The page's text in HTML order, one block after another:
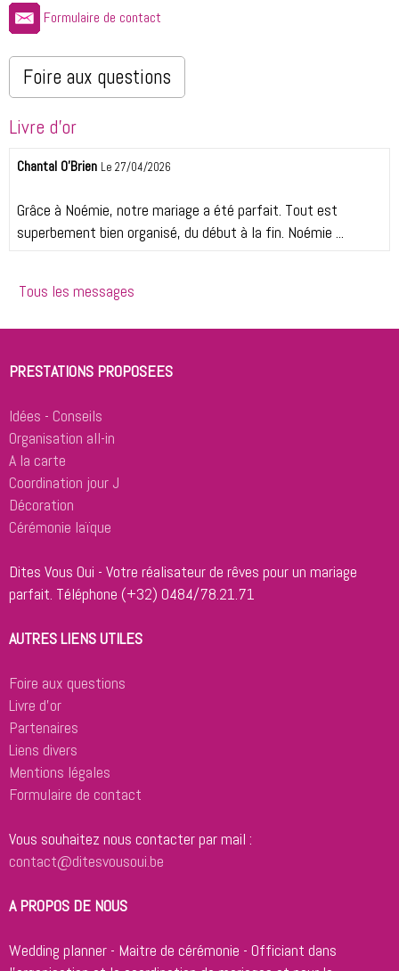
Formulaire de contact
Foire aux questions
Livre d'or
Chantal O'Brien Le 27/04/2026
Grâce à Noémie, notre mariage a été parfait. Tout est
superbement bien organisé, du début à la fin. Noémie ...
Tous les messages
PRESTATIONS PROPOSEES
Idées - Conseils
Organisation all-in
A la carte
Coordination jour J
Décoration
Cérémonie laïque
Dites Vous Oui - Votre réalisateur de rêves pour un mariage
parfait. Téléphone (+32) 0484/78.21.71
AUTRES LIENS UTILES
Foire aux questions
Livre d'or
Partenaires
Liens divers
Mentions légales
Formulaire de contact
Vous souhaitez nous contacter par mail :
contact@ditesvousoui.be
A PROPOS DE NOUS
Wedding planner - Maitre de cérémonie - Officiant dans